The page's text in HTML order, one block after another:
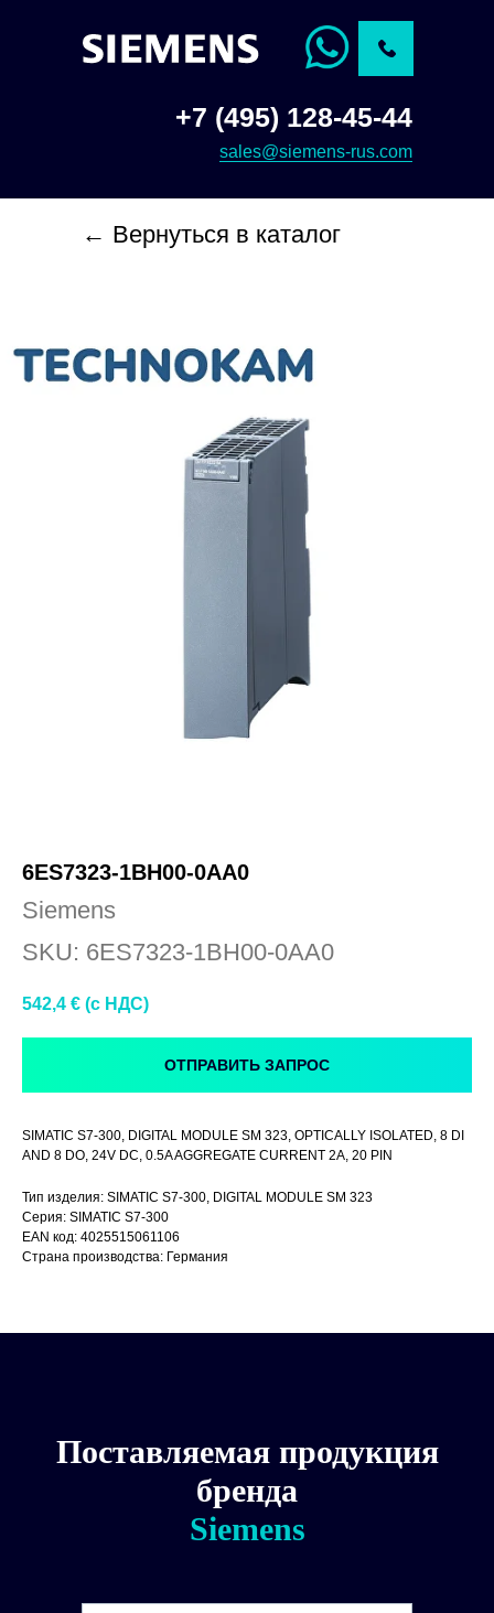
+7 (495) 128-45-44
sales@siemens-rus.com
← Вернуться в каталог
6ES7323-1BH00-0AA0
Siemens
SKU: 6ES7323-1BH00-0AA0
542,4 € (c НДС)
ОТПРАВИТЬ ЗАПРОС
SIMATIC S7-300, DIGITAL MODULE SM 323, OPTICALLY ISOLATED, 8 DI
AND 8 DO, 24V DC, 0.5A AGGREGATE CURRENT 2A, 20 PIN
Тип изделия: SIMATIC S7-300, DIGITAL MODULE SM 323
Серия: SIMATIC S7-300
EAN код: 4025515061106
Страна производства: Германия
Поставляемая продукция
бренда
Siemens